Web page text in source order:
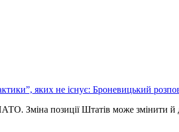
яких не існує: Броневицький
Зміна позиції Штатів може змінити